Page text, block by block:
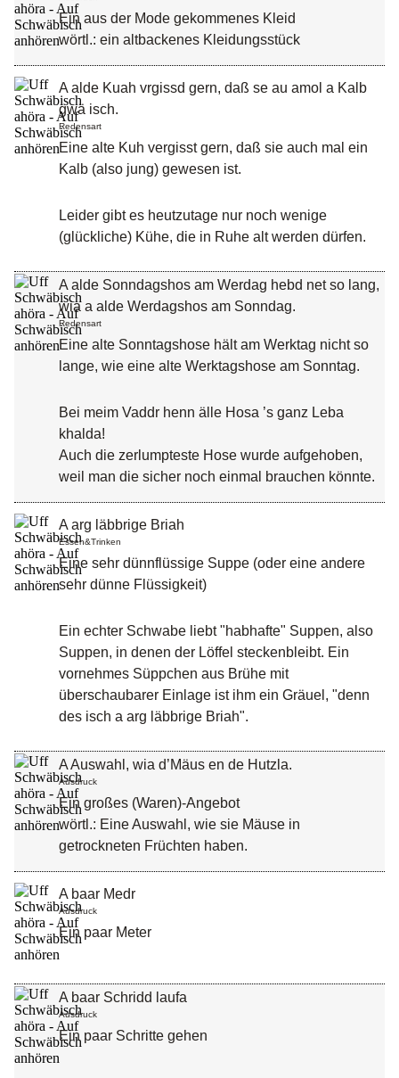
Ein aus der Mode gekommenes Kleid
wörtl.: ein altbackenes Kleidungsstück
A alde Kuah vrgissd gern, daß se au amol a Kalb
gwä isch.
Redensart
Eine alte Kuh vergisst gern, daß sie auch mal ein
Kalb (also jung) gewesen ist.
Leider gibt es heutzutage nur noch wenige
(glückliche) Kühe, die in Ruhe alt werden dürfen.
A alde Sonndagshos am Werdag hebd net so lang,
wia a alde Werdagshos am Sonndag.
Redensart
Eine alte Sonntagshose hält am Werktag nicht so
lange, wie eine alte Werktagshose am Sonntag.
Bei meim Vaddr henn älle Hosa ’s ganz Leba
khalda!
Auch die zerlumpteste Hose wurde aufgehoben,
weil man die sicher noch einmal brauchen könnte.
A arg läbbrige Briah
Essen&Trinken
Eine sehr dünnflüssige Suppe (oder eine andere
sehr dünne Flüssigkeit)
Ein echter Schwabe liebt "habhafte" Suppen, also
Suppen, in denen der Löffel steckenbleibt. Ein
vornehmes Süppchen aus Brühe mit
überschaubarer Einlage ist ihm ein Gräuel, "denn
des isch a arg läbbrige Briah".
A Auswahl, wia d’Mäus en de Hutzla.
Ausdruck
Ein großes (Waren)-Angebot
wörtl.: Eine Auswahl, wie sie Mäuse in
getrockneten Früchten haben.
A baar Medr
Ausdruck
Ein paar Meter
A baar Schridd laufa
Ausdruck
Ein paar Schritte gehen